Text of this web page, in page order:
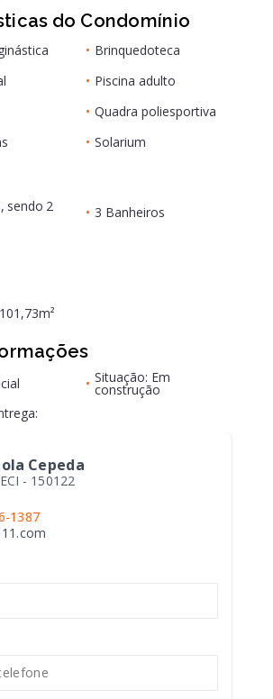
do Condomínio
• Brinquedoteca
• Piscina adulto
• Quadra poliesportiva
• Solarium
sendo 2 • 3 Banheiros
101,73m²
• Situação: Em
construção
Cepeda
- 150122
1387